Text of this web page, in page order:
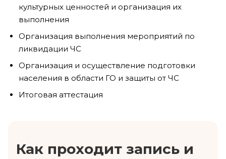
культурных ценностей и организация их
выполнения
Организация выполнения мероприятий по
ликвидации ЧС
Организация и осуществление подготовки
населения в области ГО и защиты от ЧС
Итоговая аттестация
Как проходит запись и